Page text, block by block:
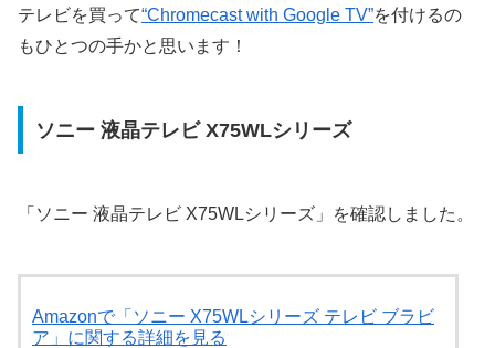
テレビを買って“Chromecast with Google TV”を付けるの
もひとつの手かと思います！
ソニー 液晶テレビ X75WLシリーズ
「ソニー 液晶テレビ X75WLシリーズ」を確認しました。
Amazonで「ソニー X75WLシリーズ テレビ ブラビ
ア」に関する詳細を見る